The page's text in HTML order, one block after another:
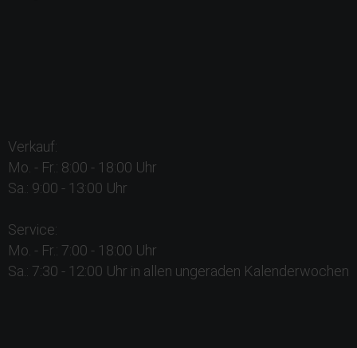
Verkauf:
Mo. - Fr.: 8:00 - 18:00 Uhr
Sa.: 9:00 - 13:00 Uhr
Service:
Mo. - Fr.: 7:00 - 18:00 Uhr
Sa.: 7:30 - 12:00 Uhr in allen ungeraden Kalenderwochen